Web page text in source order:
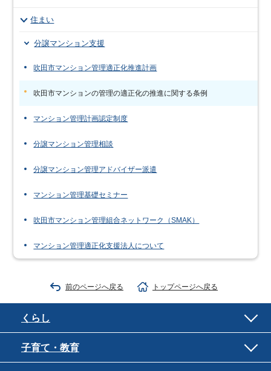
住まい
分譲マンション支援
吹田市マンション管理適正化推進計画
吹田市マンションの管理の適正化の推進に関する条例
マンション管理計画認定制度
分譲マンション管理相談
分譲マンション管理アドバイザー派遣
マンション管理基礎セミナー
吹田市マンション管理組合ネットワーク（SMAK）
マンション管理適正化支援法人について
前のページへ戻る トップページへ戻る
くらし
子育て・教育